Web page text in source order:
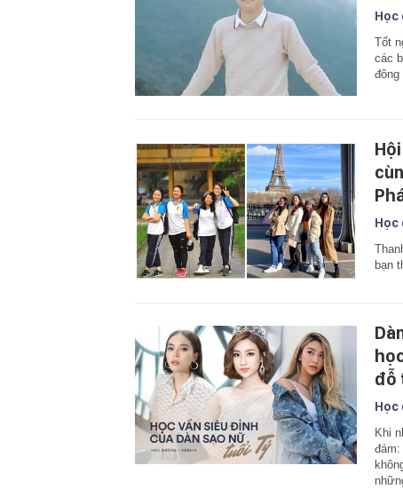
Học
Tốt
các
đông
Học
bạn
đỗ
Học
Khi
đám: